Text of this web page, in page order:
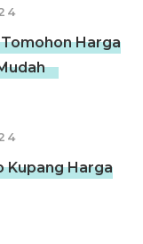
Tomohon Harga
Kupang Harga